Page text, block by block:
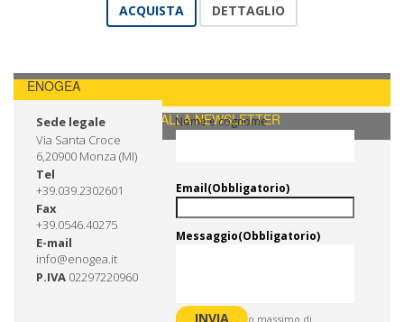
ACQUISTA DETTAGLIO
ENOGEA
CONTATTI / ISCRIVITI ALLA NEWSLETTER
Sede legale
Via Santa Croce
6,20900 Monza (MI)
Tel
+39.039.2302601
Fax
+39.0546.40275
E-mail
info@enogea.it
P.IVA 02297220960
Nome e cognome
Email(Obbligatorio)
Messaggio(Obbligatorio)
0 di 600 numero massimo di